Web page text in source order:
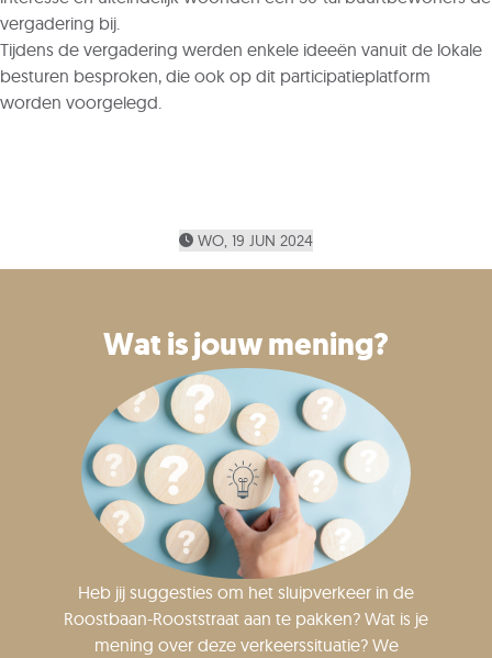
vergadering bij.
Tijdens de vergadering werden enkele ideeën vanuit de lokale
besturen besproken, die ook op dit participatieplatform
worden voorgelegd.
WO, 19 JUN 2024
Wat is jouw mening?
Heb jij suggesties om het sluipverkeer in de
Roostbaan-Rooststraat aan te pakken? Wat is je
mening over deze verkeerssituatie? We